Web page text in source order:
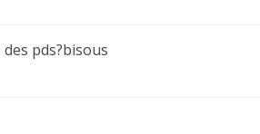
pds?bisous